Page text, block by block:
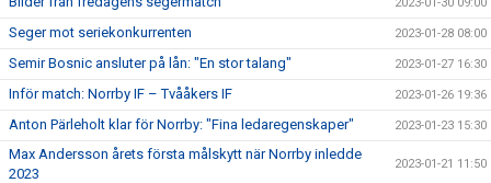
Seger mot seriekonkurrenten 2023-01-28 08:00
Semir Bosnic ansluter på lån: "En stor talang" 2023-01-27 16:30
Inför match: Norrby IF – Tvååkers IF 2023-01-26 19:36
Anton Pärleholt klar för Norrby: "Fina ledaregenskaper" 2023-01-23 15:30
Max Andersson årets första målskytt när Norrby inledde
2023
2023-01-21 11:50